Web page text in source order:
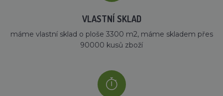
VLASTNÍ SKLAD
máme vlastní sklad o ploše 3300 m2, máme skladem přes
90000 kusů zboží